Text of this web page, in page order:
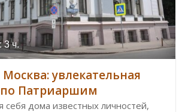
3 ч.
увлекательная
по Патриаршим
себя дома известных личностей,